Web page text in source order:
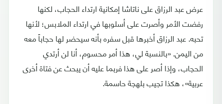
عرض عبد الرزاق على ناتاشا إمكانية ارتداء الحجاب، لكنها
رفضت الأمر وأصرت على أسلوبها في ارتداء الملابس؛ لأنها
تحبه. عبد الرزاق أخبرها قبل سفره بأنه سيحضر لها حجاباً معه
من اليمن. «بالنسبة لي، هذا أمر محسوم، أنا لن أرتدي
الحجاب، وإذا أصر على هذا فربما عليه أن يبحث عن فتاة أخرى
عربية»، هكذا تجيب بلهجة حاسمة.